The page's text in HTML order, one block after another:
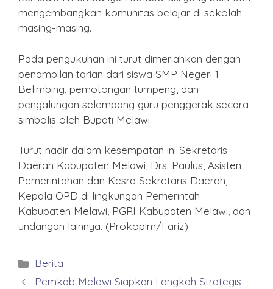
mengembangkan komunitas belajar di sekolah
masing-masing.
Pada pengukuhan ini turut dimeriahkan dengan
penampilan tarian dari siswa SMP Negeri 1
Belimbing, pemotongan tumpeng, dan
pengalungan selempang guru penggerak secara
simbolis oleh Bupati Melawi.
Turut hadir dalam kesempatan ini Sekretaris
Daerah Kabupaten Melawi, Drs. Paulus, Asisten
Pemerintahan dan Kesra Sekretaris Daerah,
Kepala OPD di lingkungan Pemerintah
Kabupaten Melawi, PGRI Kabupaten Melawi, dan
undangan lainnya. (Prokopim/Fariz)
Kategori
Berita
Pemkab Melawi Siapkan Langkah Strategis